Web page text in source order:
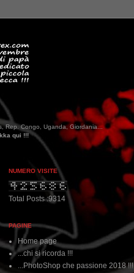
Rep. Congo, Uganda, Giordania...
NUMERO VISITE
Total Posts :9314
PAGINE
Home page
...chi si ricorda !!!
...PhotoShop che passione 2018 !!!